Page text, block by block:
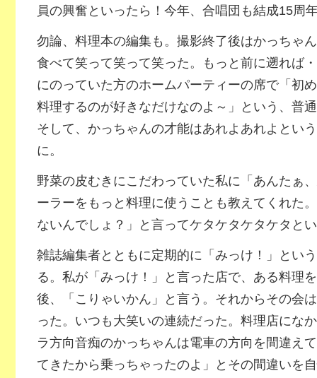
員の興奮といったら！今年、合唱団も結成15周
勿論、料理本の編集も。撮影終了後はかっちゃ
食べて笑って笑って笑った。もっと前に遡れば
にのっていた方のホームパーティーの席で「初
料理するのが好きなだけなのよ～」という、普
そして、かっちゃんの才能はあれよあれよとい
に。
野菜の皮むきにこだわっていた私に「あんたぁ
ーラーをもっと料理に使うことも教えてくれた
ないんでしょ？」と言ってケタケタケタケタと
雑誌編集者とともに定期的に「みっけ！」とい
る。私が「みっけ！」と言った店で、ある料理
後、「こりゃいかん」と言う。それからその会
った。いつも大笑いの連続だった。料理店にな
ラ方向音痴のかっちゃんは電車の方向を間違え
てきたから乗っちゃったのよ」とその間違いを